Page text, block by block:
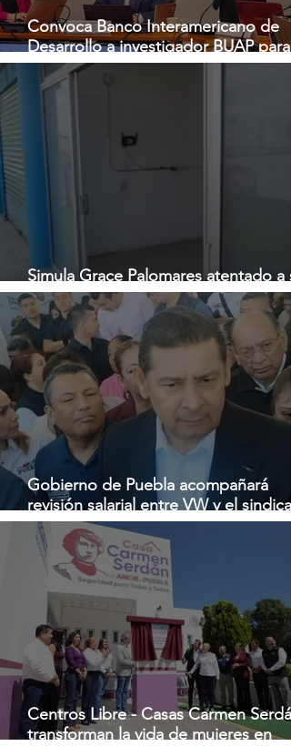
Convoca Banco Interamericano de
Desarrollo a investigador BUAP para
análisis internacional
Simula Grace Palomares atentado a
casa de gestión
Gobierno de Puebla acompañará
revisión salarial entre VW y el
Armenta
Centros Libre - Casas Carmen Serdán
transforman la vida de mujeres en